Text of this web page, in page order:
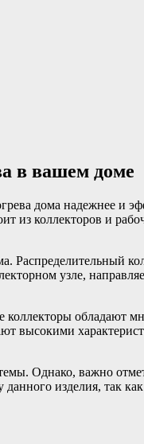
в вашем доме
дома надежнее и
из коллекторов и
узле,
коллекторы обладают
высокими
Однако, важно
изделия, так